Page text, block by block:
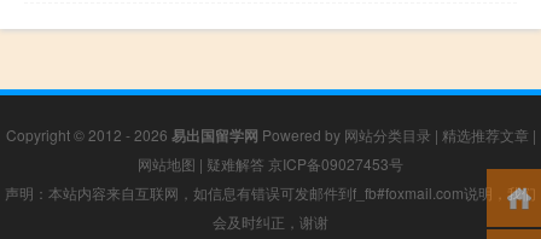
Copyright © 2012 - 2026 易出国留学网 Powered by 网站分类目录 | 精选推荐文章 |
网站地图 | 疑难解答 京ICP备09027453号
声明：本站内容来自互联网，如信息有错误可发邮件到f_fb#foxmail.com说明，我们
会及时纠正，谢谢